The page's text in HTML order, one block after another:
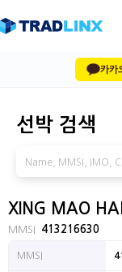
카카
선박 검색
XING MAO
MMSI 413216630
MMSI